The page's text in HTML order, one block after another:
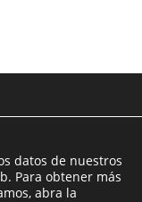
datos de nuestros
Para obtener más
abra la